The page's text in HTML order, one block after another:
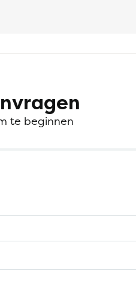
te beginnen